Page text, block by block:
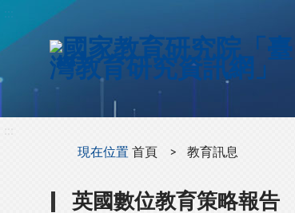
現在位置 首頁 教育訊息
英國數位教育策略報告